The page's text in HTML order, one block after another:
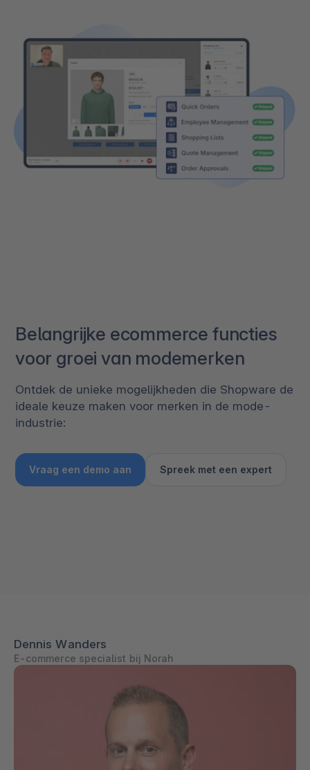
Belangrijke ecommerce functies
voor groei van modemerken
Ontdek de unieke mogelijkheden die Shopware de
ideale keuze maken voor merken in de mode-
industrie:
Vraag een demo aan Spreek met een expert
Dennis Wanders
E-commerce specialist bij Norah